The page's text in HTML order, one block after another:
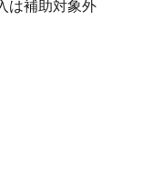
は補助対象外